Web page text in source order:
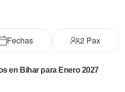
Fechas 2 Pax
en Bihar para Enero 2027